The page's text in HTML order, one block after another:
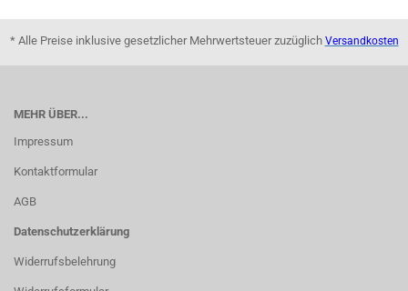
* Alle Preise inklusive gesetzlicher Mehrwertsteuer zuzüglich Versandkosten
MEHR ÜBER...
Impressum
Kontaktformular
AGB
Datenschutzerklärung
Widerrufsbelehrung